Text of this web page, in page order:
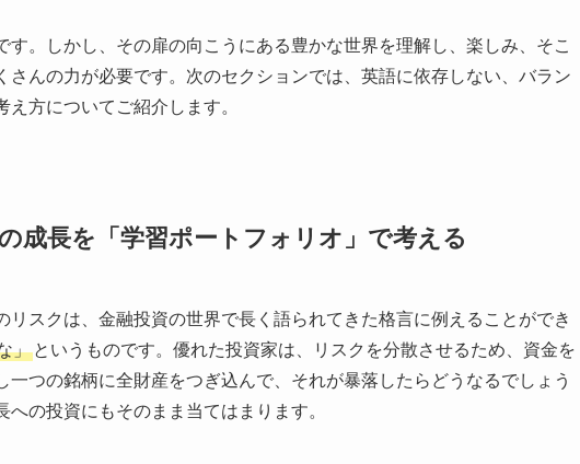
。しかし、その扉の向こうにある豊かな世界を理解し、楽しみ、そこ
さんの力が必要です。次のセクションでは、英語に依存しない、バラン
方についてご紹介します。
成長を「学習ポートフォリオ」で考える
スクは、金融投資の世界で長く語られてきた格言に例えることができ
」 というものです。優れた投資家は、リスクを分散させるため、資金を
つの銘柄に全財産をつぎ込んで、それが暴落したらどうなるでしょう
の投資にもそのまま当てはまります。